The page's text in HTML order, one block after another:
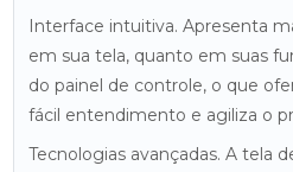
Interface intuitiva. Apresenta
em sua tela, quanto em suas
do painel de controle, o que
fácil entendimento e agiliza o
Tecnologias avançadas. A tela